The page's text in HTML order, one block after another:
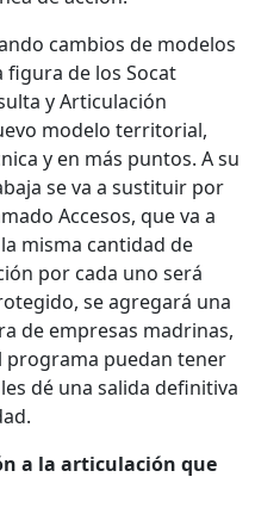
cambios de modelos
de los Socat
y Articulación
modelo territorial,
y en más puntos. A su
se va a sustituir por
Accesos, que va a
misma cantidad de
por cada uno será
se agregará una
de empresas madrinas,
programa puedan tener
dé una salida definitiva
a la articulación que